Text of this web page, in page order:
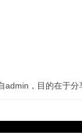
admin，目的在于分